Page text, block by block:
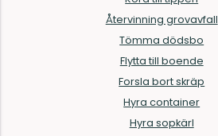
Återvinning grovavfall
Tömma dödsbo
Flytta till boende
Forsla bort skräp
Hyra container
Hyra sopkärl